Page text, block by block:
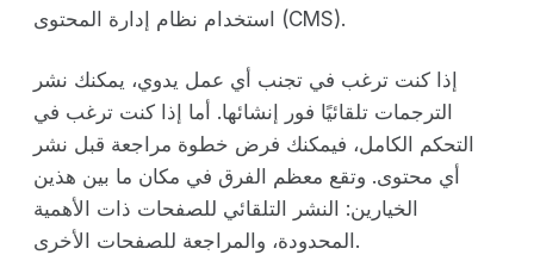
استخدام نظام إدارة المحتوى (CMS).
إذا كنت ترغب في تجنب أي عمل يدوي، يمكنك نشر
الترجمات تلقائيًا فور إنشائها. أما إذا كنت ترغب في
التحكم الكامل، فيمكنك فرض خطوة مراجعة قبل نشر
أي محتوى. وتقع معظم الفرق في مكان ما بين هذين
الخيارين: النشر التلقائي للصفحات ذات الأهمية
المحدودة، والمراجعة للصفحات الأخرى.